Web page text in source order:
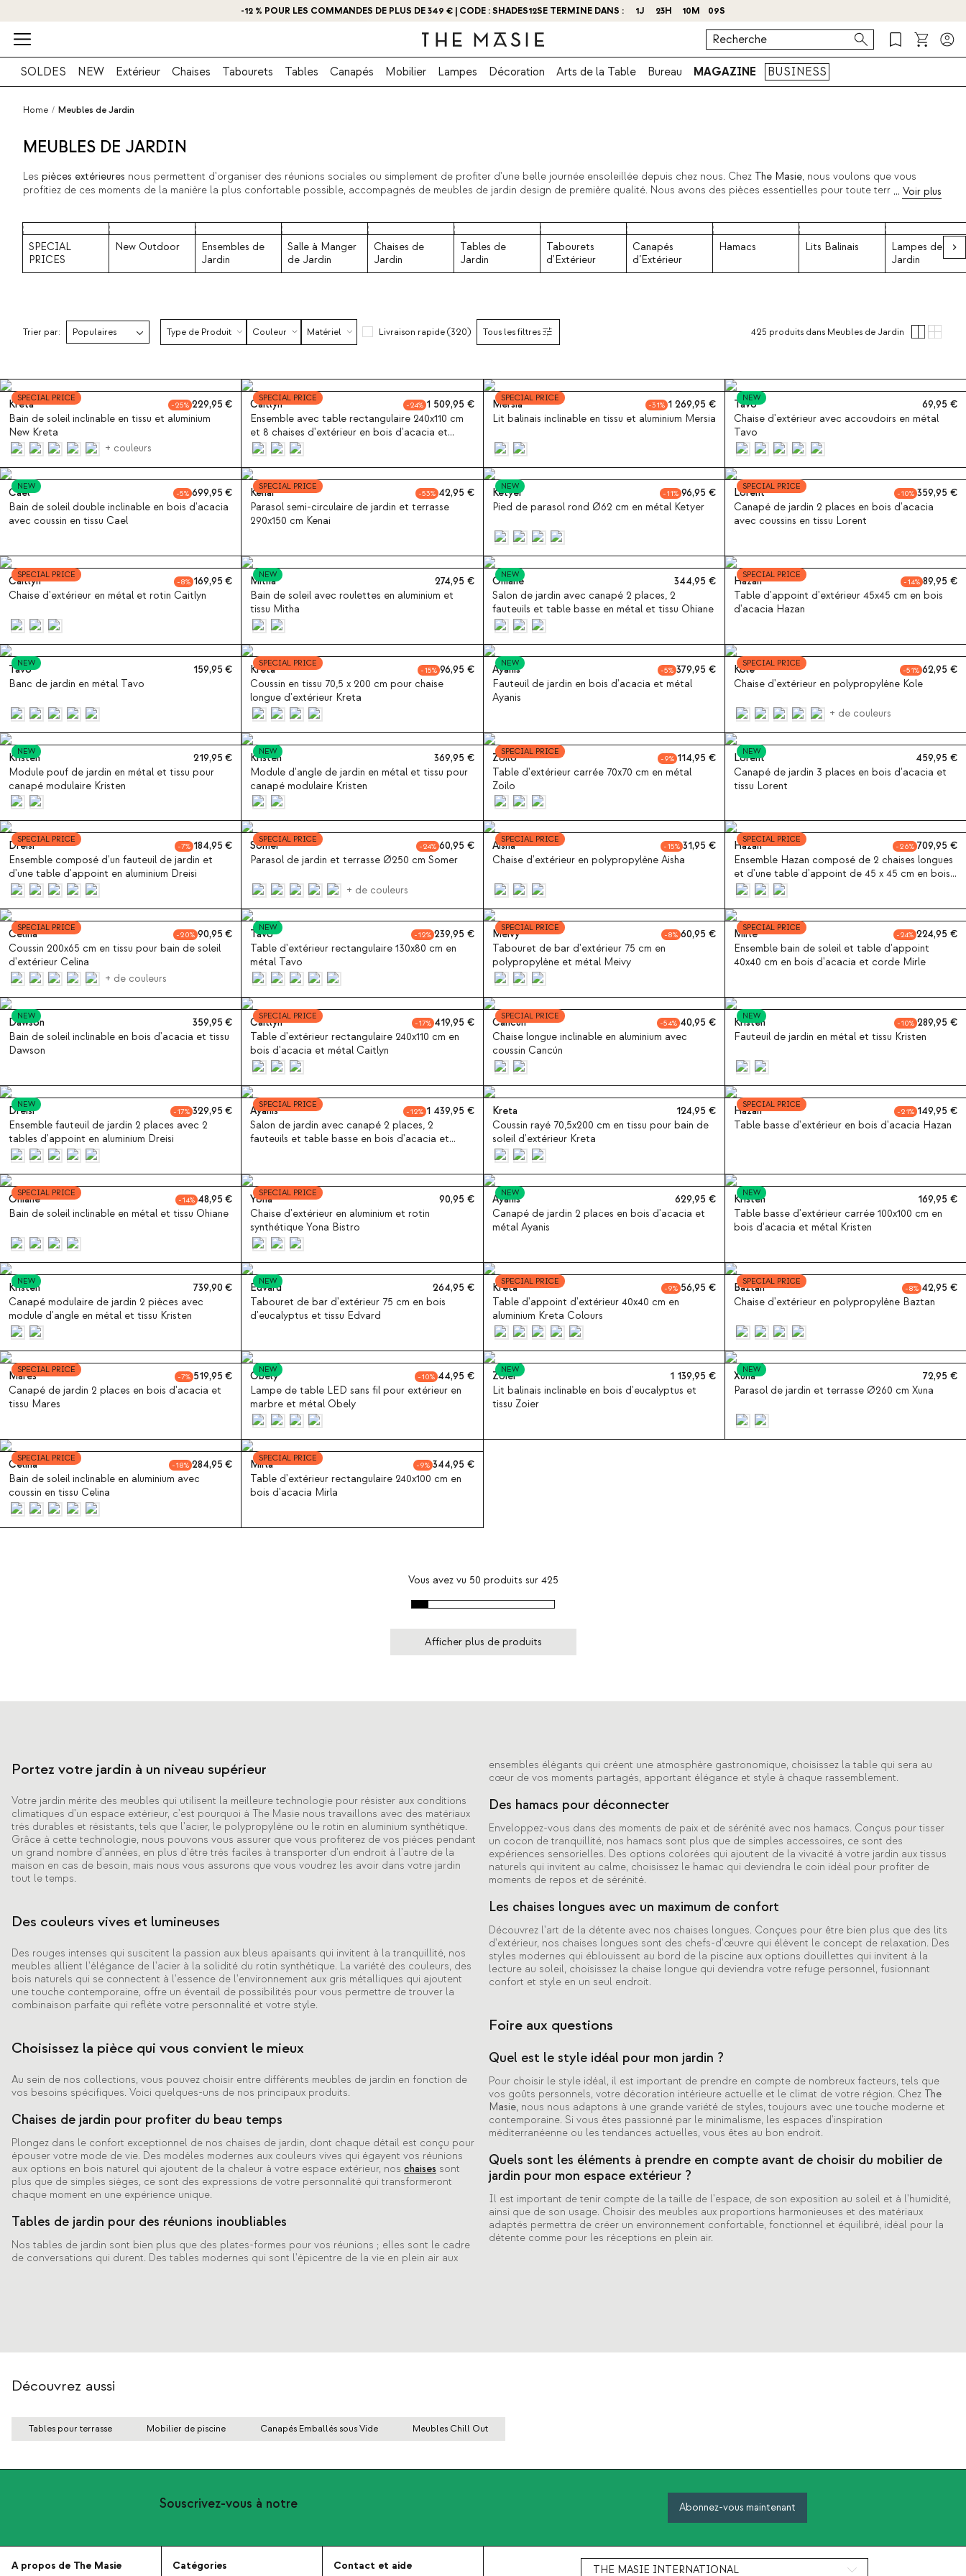
-12 % POUR LES COMMANDES DE PLUS DE 349 € | CODE : SHADES12SE TERMINE DANS : 1J 23H 10M 08S
SOLDES NEW Extérieur Chaises Tabourets Tables Canapés Mobilier Lampes Décoration Arts de la Table Bureau MAGAZINE BUSINESS
Home / Meubles de Jardin
MEUBLES DE JARDIN
Les pièces extérieures nous permettent d'organiser des réunions sociales ou simplement de profiter d'une belle journée ensoleillée depuis chez nous. Chez The Masie, nous voulons que vous
profitiez de ces moments de la manière la plus confortable possible, accompagnés de meubles de jardin design de première qualité. Nous avons des pièces essentielles pour toute terrasse ou
SPECIAL
PRICES
New Outdoor
Ensembles de
Jardin
Salle à Manger
de Jardin
Chaises de
Jardin
Tables de
Jardin
Tabourets
d'Extérieur
Canapés
d’Extérieur
Hamacs Lits Balinais
Lampes de
Jardin
Trier par: Type de Produit Couleur Matériel Livraison rapide (320) Tous les filtres 425 produits dans Meubles de Jardin
SPECIAL PRICE
Kreta 25
229,95
Bain de soleil inclinable en tissu et aluminium
New Kreta
+ couleurs
SPECIAL PRICE
Caitlyn 24
1 509,95
Ensemble avec table rectangulaire 240x110 cm
et 8 chaises d'extérieur en bois d'acacia et
métal Caitlyn
SPECIAL PRICE
Mersia 31
1 269,95
Lit balinais inclinable en tissu et aluminium Mersia
NEW
Tavo
69,95
Chaise d'extérieur avec accoudoirs en métal
Tavo
NEW
Cael 5
699,95
Bain de soleil double inclinable en bois d'acacia
avec coussin en tissu Cael
SPECIAL PRICE
Kenai 53
42,95
Parasol semi-circulaire de jardin et terrasse
290x150 cm Kenai
NEW
Ketyer 11
96,95
Pied de parasol rond Ø62 cm en métal Ketyer
SPECIAL PRICE
Lorent 10
359,95
Canapé de jardin 2 places en bois d'acacia
avec coussins en tissu Lorent
SPECIAL PRICE
Caitlyn 8
169,95
Chaise d'extérieur en métal et rotin Caitlyn
NEW
Mitha
274,95
Bain de soleil avec roulettes en aluminium et
tissu Mitha
NEW
Ohiane
344,95
Salon de jardin avec canapé 2 places, 2
fauteuils et table basse en métal et tissu Ohiane
SPECIAL PRICE
Hazan 14
89,95
Table d'appoint d'extérieur 45x45 cm en bois
d'acacia Hazan
NEW
Tavo
159,95
Banc de jardin en métal Tavo
SPECIAL PRICE
Kreta 15
96,95
Coussin en tissu 70,5 x 200 cm pour chaise
longue d'extérieur Kreta
NEW
Ayanis 5
379,95
Fauteuil de jardin en bois d'acacia et métal
Ayanis
SPECIAL PRICE
Kole 51
62,95
Chaise d'extérieur en polypropylène Kole
+ de couleurs
NEW
Kristen
219,95
Module pouf de jardin en métal et tissu pour
canapé modulaire Kristen
NEW
Kristen
369,95
Module d'angle de jardin en métal et tissu pour
canapé modulaire Kristen
SPECIAL PRICE
Zoilo 9
114,95
Table d'extérieur carrée 70x70 cm en métal
Zoilo
NEW
Lorent
459,95
Canapé de jardin 3 places en bois d'acacia et
tissu Lorent
SPECIAL PRICE
Dreisi 7
184,95
Ensemble composé d'un fauteuil de jardin et
d'une table d'appoint en aluminium Dreisi
SPECIAL PRICE
Somer 24
60,95
Parasol de jardin et terrasse Ø250 cm Somer
+ de couleurs
SPECIAL PRICE
Aisha 15
31,95
Chaise d'extérieur en polypropylène Aisha
SPECIAL PRICE
Hazan 26
709,95
Ensemble Hazan composé de 2 chaises longues
et d'une table d'appoint de 45 x 45 cm en bois
d'acacia
SPECIAL PRICE
Celina 20
90,95
Coussin 200x65 cm en tissu pour bain de soleil
d'extérieur Celina
+ de couleurs
NEW
Tavo 12
239,95
Table d'extérieur rectangulaire 130x80 cm en
métal Tavo
SPECIAL PRICE
Meivy 8
60,95
Tabouret de bar d'extérieur 75 cm en
polypropylène et métal Meivy
SPECIAL PRICE
Mirle 24
224,95
Ensemble bain de soleil et table d'appoint
40x40 cm en bois d'acacia et corde Mirle
NEW
Dawson
359,95
Bain de soleil inclinable en bois d'acacia et tissu
Dawson
SPECIAL PRICE
Caitlyn 17
419,95
Table d'extérieur rectangulaire 240x110 cm en
bois d'acacia et métal Caitlyn
SPECIAL PRICE
Cancún 54
40,95
Chaise longue inclinable en aluminium avec
coussin Cancún
NEW
Kristen 10
289,95
Fauteuil de jardin en métal et tissu Kristen
NEW
Dreisi 17
329,95
Ensemble fauteuil de jardin 2 places avec 2
tables d'appoint en aluminium Dreisi
SPECIAL PRICE
Ayanis 12
1 439,95
Salon de jardin avec canapé 2 places, 2
fauteuils et table basse en bois d'acacia et
Kreta
124,95
Coussin rayé 70,5x200 cm en tissu pour bain de
soleil d'extérieur Kreta
SPECIAL PRICE
Hazan 21
149,95
Table basse d'extérieur en bois d'acacia Hazan
SPECIAL PRICE
Ohiane 14
48,95
Bain de soleil inclinable en métal et tissu Ohiane
SPECIAL PRICE
Yona
90,95
Chaise d'extérieur en aluminium et rotin
synthétique Yona Bistro
NEW
Ayanis
629,95
Canapé de jardin 2 places en bois d'acacia et
métal Ayanis
NEW
Kristen
169,95
Table basse d'extérieur carrée 100x100 cm en
bois d'acacia et métal Kristen
NEW
Kristen
739,90
Canapé modulaire de jardin 2 pièces avec
module d'angle en métal et tissu Kristen
NEW
Edvard
264,95
Tabouret de bar d'extérieur 75 cm en bois
d'eucalyptus et tissu Edvard
SPECIAL PRICE
Kreta 9
56,95
Table d'appoint d'extérieur 40x40 cm en
aluminium Kreta Colours
SPECIAL PRICE
Baztan 8
42,95
Chaise d'extérieur en polypropylène Baztan
SPECIAL PRICE
Mares 7
519,95
Canapé de jardin 2 places en bois d'acacia et
tissu Mares
NEW
Obely 10
44,95
Lampe de table LED sans fil pour extérieur en
marbre et métal Obely
NEW
Zoier
1 139,95
Lit balinais inclinable en bois d'eucalyptus et
tissu Zoier
NEW
Xuna
72,95
Parasol de jardin et terrasse Ø260 cm Xuna
SPECIAL PRICE
Celina 18
284,95
Bain de soleil inclinable en aluminium avec
coussin en tissu Celina
SPECIAL PRICE
Mirla 9
344,95
Table d'extérieur rectangulaire 240x100 cm en
bois d'acacia Mirla
Vous avez vu 50 produits sur 425
Afficher plus de produits
Portez votre jardin à un niveau supérieur
Votre jardin mérite des meubles qui utilisent la meilleure technologie pour résister aux conditions
climatiques d'un espace extérieur, c'est pourquoi à The Masie nous travaillons avec des matériaux
très durables et résistants, tels que l'acier, le polypropylène ou le rotin en aluminium synthétique.
Grâce à cette technologie, nous pouvons vous assurer que vous profiterez de vos pièces pendant
un grand nombre d'années, en plus d'être très faciles à transporter d'un endroit à l'autre de la
maison en cas de besoin, mais nous vous assurons que vous voudrez les avoir dans votre jardin
tout le temps.
Des couleurs vives et lumineuses
Des rouges intenses qui suscitent la passion aux bleus apaisants qui invitent à la tranquillité, nos
meubles allient l'élégance de l'acier à la solidité du rotin synthétique. La variété des couleurs, des
bois naturels qui se connectent à l'essence de l'environnement aux gris métalliques qui ajoutent
une touche contemporaine, offre un éventail de possibilités pour vous permettre de trouver la
combinaison parfaite qui reflète votre personnalité et votre style.
Choisissez la pièce qui vous convient le mieux
Au sein de nos collections, vous pouvez choisir entre différents meubles de jardin en fonction de
vos besoins spécifiques. Voici quelques-uns de nos principaux produits.
Chaises de jardin pour profiter du beau temps
Plongez dans le confort exceptionnel de nos chaises de jardin, dont chaque détail est conçu pour
épouser votre mode de vie. Des modèles modernes aux couleurs vives qui égayent vos réunions
aux options en bois naturel qui ajoutent de la chaleur à votre espace extérieur, nos chaises sont
plus que de simples sièges, ce sont des expressions de votre personnalité qui transformeront
chaque moment en une expérience unique.
Tables de jardin pour des réunions inoubliables
Nos tables de jardin sont bien plus que des plates-formes pour vos réunions ; elles sont le cadre
de conversations qui durent. Des tables modernes qui sont l'épicentre de la vie en plein air aux
ensembles élégants qui créent une atmosphère gastronomique, choisissez la table qui sera au
cœur de vos moments partagés, apportant élégance et style à chaque rassemblement.
Des hamacs pour déconnecter
Enveloppez-vous dans des moments de paix et de sérénité avec nos hamacs. Conçus pour tisser
un cocon de tranquillité, nos hamacs sont plus que de simples accessoires, ce sont des
expériences sensorielles. Des options colorées qui ajoutent de la vivacité à votre jardin aux tissus
naturels qui invitent au calme, choisissez le hamac qui deviendra le coin idéal pour profiter de
moments de repos et de sérénité.
Les chaises longues avec un maximum de confort
Découvrez l'art de la détente avec nos chaises longues. Conçues pour être bien plus que des lits
d'extérieur, nos chaises longues sont des chefs-d'œuvre qui élèvent le concept de relaxation. Des
styles modernes qui éblouissent au bord de la piscine aux options douillettes qui invitent à la
lecture au soleil, choisissez la chaise longue qui deviendra votre refuge personnel, fusionnant
confort et style en un seul endroit.
Foire aux questions
Quel est le style idéal pour mon jardin ?
Pour choisir le style idéal, il est important de prendre en compte de nombreux facteurs, tels que
vos goûts personnels, votre décoration intérieure actuelle et le climat de votre région. Chez The
Masie, nous nous adaptons à une grande variété de styles, toujours avec une touche moderne et
contemporaine. Si vous êtes passionné par le minimalisme, les espaces d'inspiration
méditerranéenne ou les tendances actuelles, vous êtes au bon endroit.
Quels sont les éléments à prendre en compte avant de choisir du mobilier de
jardin pour mon espace extérieur ?
Il est important de tenir compte de la taille de l'espace, de son exposition au soleil et à l'humidité,
ainsi que de son usage. Choisir des meubles aux proportions harmonieuses et des matériaux
adaptés permettra de créer un environnement confortable, fonctionnel et équilibré, idéal pour la
détente comme pour les réceptions en plein air.
Découvrez aussi
Tables pour terrasse Mobilier de piscine Canapés Emballés sous Vide Meubles Chill Out
Souscrivez-vous à notre Abonnez-vous maintenant
A propos de The Masie Catégories Contact et aide THE MASIE INTERNATIONAL